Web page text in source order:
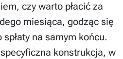
czy warto płacić za
miesiąca, godząc się
na samym końcu.
konstrukcja, w